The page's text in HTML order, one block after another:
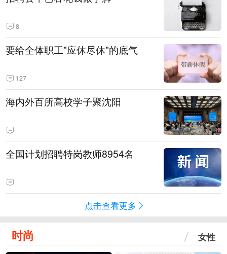
8
要给全体职工"应休尽休"的底气
127
海内外百所高校学子聚沈阳
全国计划招聘特岗教师8954名
点击查看更多
时尚 女性